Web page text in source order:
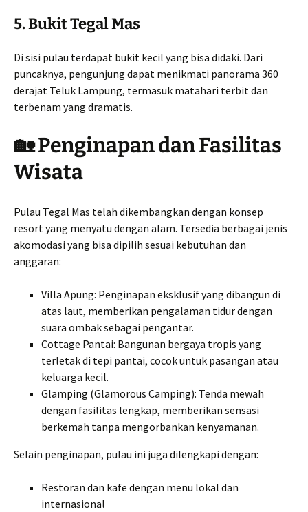
5. Bukit Tegal Mas
Di sisi pulau terdapat bukit kecil yang bisa didaki. Dari
puncaknya, pengunjung dapat menikmati panorama 360
derajat Teluk Lampung, termasuk matahari terbit dan
terbenam yang dramatis.
🏡 Penginapan dan Fasilitas
Wisata
Pulau Tegal Mas telah dikembangkan dengan konsep
resort yang menyatu dengan alam. Tersedia berbagai jenis
akomodasi yang bisa dipilih sesuai kebutuhan dan
anggaran:
Villa Apung: Penginapan eksklusif yang dibangun di
atas laut, memberikan pengalaman tidur dengan
suara ombak sebagai pengantar.
Cottage Pantai: Bangunan bergaya tropis yang
terletak di tepi pantai, cocok untuk pasangan atau
keluarga kecil.
Glamping (Glamorous Camping): Tenda mewah
dengan fasilitas lengkap, memberikan sensasi
berkemah tanpa mengorbankan kenyamanan.
Selain penginapan, pulau ini juga dilengkapi dengan:
Restoran dan kafe dengan menu lokal dan
internasional